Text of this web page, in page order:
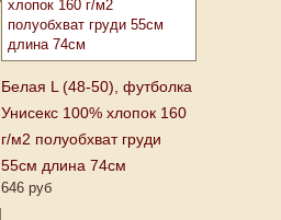
Белая L (48-50), футболка
Унисекс 100% хлопок 160
г/м2 полуобхват груди
55см длина 74см
646 руб